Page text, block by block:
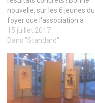
nouvelle, sur les 6 jeunes du
foyer que l'association a
aidé et qui avaient un
examen, 5 ont obtenu leur
Daouda, Montassa, ont eu
leur CAP. Daouda va
poursuivre en BAC PRO.
Karamoko a déjà…
15 juillet 2017
Dans "Standard"